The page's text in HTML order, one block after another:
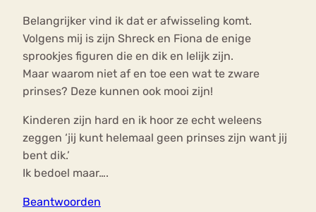
Belangrijker vind ik dat er afwisseling komt.
Volgens mij is zijn Shreck en Fiona de enige
sprookjes figuren die en dik en lelijk zijn.
Maar waarom niet af en toe een wat te zware
prinses? Deze kunnen ook mooi zijn!
Kinderen zijn hard en ik hoor ze echt weleens
zeggen ‘jij kunt helemaal geen prinses zijn want jij
bent dik.’
Ik bedoel maar….
Beantwoorden